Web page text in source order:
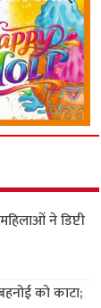
ने डिप्टी
को काटा;